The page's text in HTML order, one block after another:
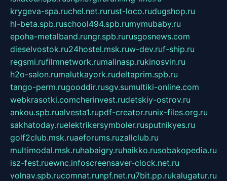
krygeva-spa.ruchel.net.rurust-loco.rudugshop.ru
hl-beta.spb.ruschool494.spb.rumymubaby.ru
epoha-metalband.rungr.spb.rurusgosnews.com
dieselvostok.ru24hostel.msk.ruw-dev.ruf-ship.ru
regsmi.rufilmnetwork.rumalinasp.rukinosvin.ru
h2o-salon.rumalutkayork.rudeltaprim.spb.ru
tango-perm.rugooddir.rusgv.sumultiki-online.com
webkrasotki.comcherinvest.rudetskiy-ostrov.ru
ankou.spb.rualvesta1.rupdf-creator.runix-files.org.ru
sakhatoday.ruelektrikersymboler.rusputnikyes.ru
golf2club.msk.ruaeforums.ruzallclub.ru
multimodal.msk.ruhabaigry.ruhaikko.rusobakopedia.ru
isz-fest.ruewnc.infoscreensaver-clock.net.ru
volnav.spb.rucomnat.runpf.net.ru7bit.pp.rukalugatur.ru